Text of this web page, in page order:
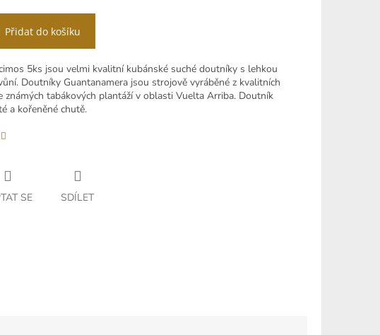
Přidat do košíku
5ks jsou velmi kvalitní kubánské suché doutníky s lehkou
Doutníky Guantanamera jsou strojově vyráběné z kvalitních
známých tabákových plantáží v oblasti Vuelta Arriba. Doutník
a kořeněné chutě.
SE SDÍLET